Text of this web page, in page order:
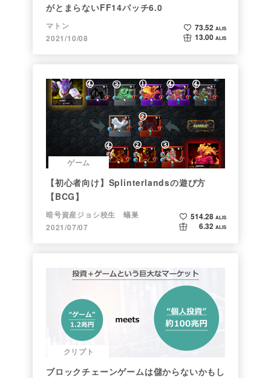
がとまらないFF14パッチ6.0
マトン
2021/10/08
73.52 ALIS
13.00 ALIS
ゲーム
【初心者向け】Splinterlandsの遊び方
【BCG】
暗号資産ジョシ校生 蟻巣
2021/07/07
514.28 ALIS
6.32 ALIS
クリプト
ブロックチェーンゲームは儲からないかもし